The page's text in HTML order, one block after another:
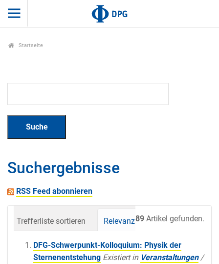
Startseite
Suchergebnisse
RSS Feed abonnieren
89 Artikel gefunden.
Trefferliste sortieren Relevanz Datum
DFG-Schwerpunkt-Kolloquium: Physik der
Sternenentstehung Existiert in Veranstaltungen /